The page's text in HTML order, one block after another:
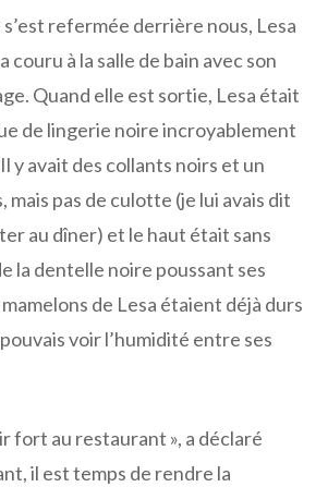
refermée derrière nous, Lesa
couru à la salle de bain avec son
Quand elle est sortie, Lesa était
de lingerie noire incroyablement
y avait des collants noirs et un
pas de culotte (je lui avais dit
au dîner) et le haut était sans
la dentelle noire poussant ses
de Lesa étaient déjà durs
voir l’humidité entre ses
fort au restaurant », a déclaré
il est temps de rendre la